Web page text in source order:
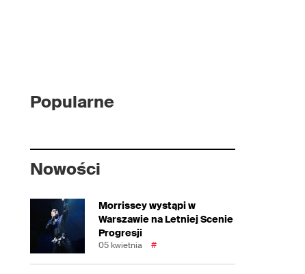
Popularne
Nowości
Morrissey wystąpi w
Warszawie na Letniej Scenie
Progresji
05 kwietnia #